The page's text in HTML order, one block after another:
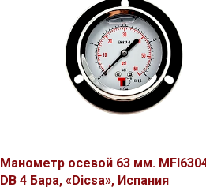
Манометр осевой 63 мм.
DB 4 Бара, «Dicsa», Испания